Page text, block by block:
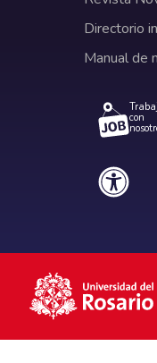
Directorio
Manual de
con